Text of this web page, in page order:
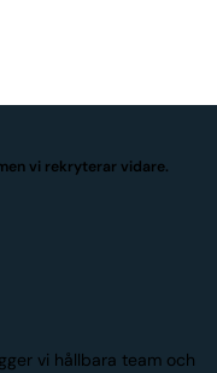
vi rekryterar vidare.
vi hållbara team och